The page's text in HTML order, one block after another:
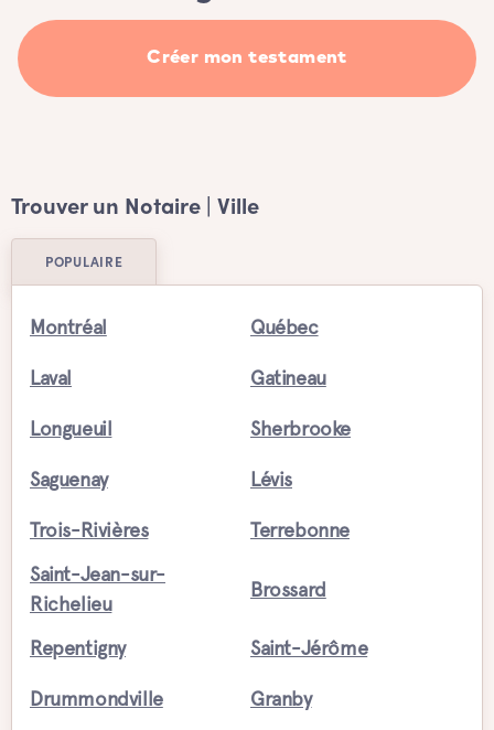
Créer mon testament
Trouver un Notaire | Ville
POPULAIRE
Montréal Québec
Laval Gatineau
Longueuil Sherbrooke
Saguenay Lévis
Trois-Rivières
Terrebonne
Saint-Jean-sur-
Richelieu
Brossard
Repentigny Saint-Jérôme
Drummondville Granby